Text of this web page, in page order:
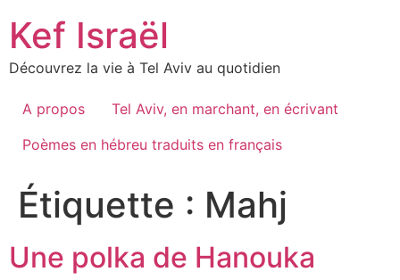
content
Kef Israël
Découvrez la vie à Tel Aviv au quotidien
A propos
Tel Aviv, en marchant, en écrivant
Poèmes en hébreu traduits en français
Étiquette : Mahj
Une polka de Hanouka